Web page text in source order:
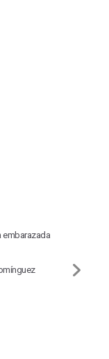
embarazada